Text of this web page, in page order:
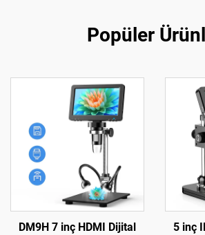
Popüler
DM9H 7 inç HDMI Dijital
5 inç